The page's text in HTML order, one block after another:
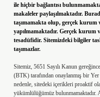
ile hiçbir bağlantısı
makaleler paylaşılmaktadır.
taşımamakta olup, gerçek kurum
yapılmamaktadır. Gerçek kurum
tesadüfidir. Sitemizdeki bilgiler
taşımazlar.
Sitemiz, 5651 Sayılı Kanun
(BTK) tarafından onaylanmış bir
nedenle, sitedeki içerikleri proaktif
yükümlülüğümüz bulunmamaktadır.